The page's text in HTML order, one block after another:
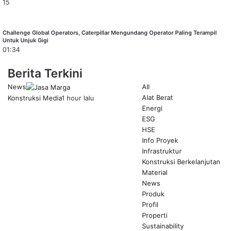
15
Challenge Global Operators, Caterpillar Mengundang Operator Paling Terampil
Untuk Unjuk Gigi
01:34
Berita Terkini
All
Alat Berat
Energi
ESG
HSE
Info Proyek
Infrastruktur
Konstruksi Berkelanjutan
Material
News
Produk
Profil
Properti
Sustainability
News
Konstruksi Media1 hour lalu